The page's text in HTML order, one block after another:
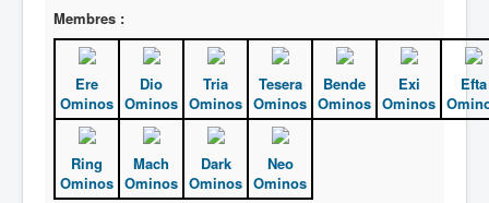
Membres :
Ere
Ominos
Dio
Ominos
Tria
Ominos
Tesera
Ominos
Bende
Ominos
Exi
Ominos
Efta
Ring
Ominos
Mach
Ominos
Dark
Ominos
Neo
Ominos